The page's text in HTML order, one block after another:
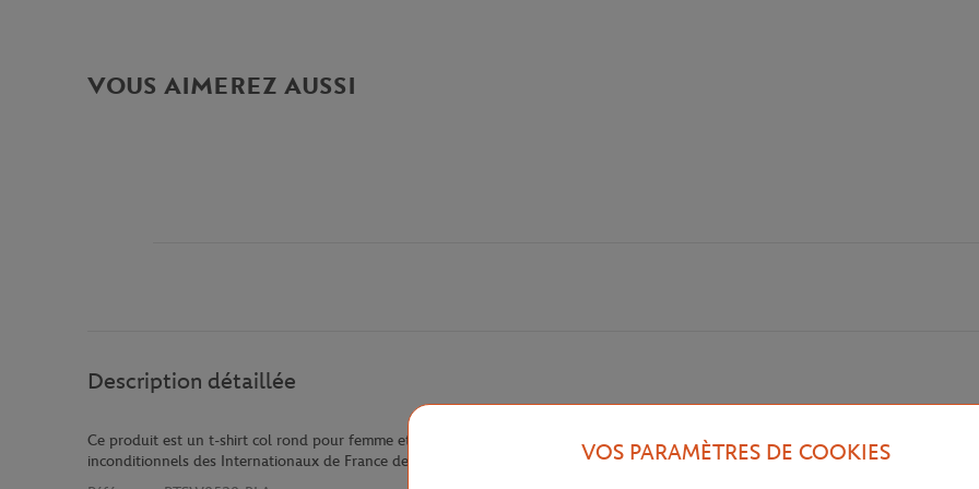
VOUS AIMEREZ AUSSI
Description détaillée
Ce produit est un t-shirt col rond pour femme et fait partie de la collection printemps-été 2020 de la marque Roland-Garros. Que
inconditionnels des Internationaux de France de Tennis. Ce t-shirt est décliné en sweat.VOS PARAMÈTRES DE COOKIES